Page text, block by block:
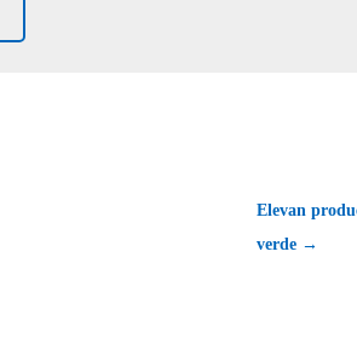
Elevan
verde →